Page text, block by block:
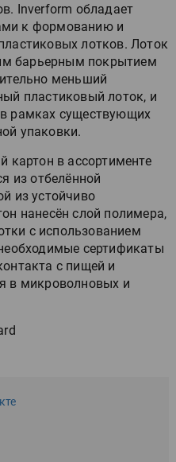
Inverform обладает
к формованию и
лотков. Лоток
барьерным покрытием
меньший
пластиковый лоток, и
рамках существующих
упаковки.
картон в ассортименте
из отбелённой
из устойчиво
нанесён слой полимера,
с использованием
сертификаты
с пищей и
в микроволновых и